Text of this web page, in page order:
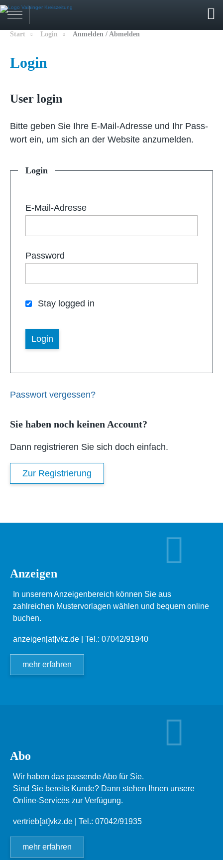
Start Login Anmelden / Abmelden
Login
User login
Bit­te ge­ben Sie Ih­re E-Mail-Adresse und Ihr Pass­
wort ein, um sich an der Web­site an­zu­mel­den.
Login
E-Mail-Adresse
Password
Stay logged in
Passwort vergessen?
Sie haben noch keinen Account?
Dann registrieren Sie sich doch einfach.
Zur Registrierung
Anzeigen
In unserem Anzeigenbereich können Sie aus
zahlreichen Mustervorlagen wählen und bequem online
buchen.
anzeigen[at]vkz.de | Tel.: 07042/91940
mehr erfahren
Abo
Wir haben das passende Abo für Sie.
Sind Sie bereits Kunde? Dann stehen Ihnen unsere
Online-Services zur Verfügung.
vertrieb[at]vkz.de | Tel.: 07042/91935
mehr erfahren